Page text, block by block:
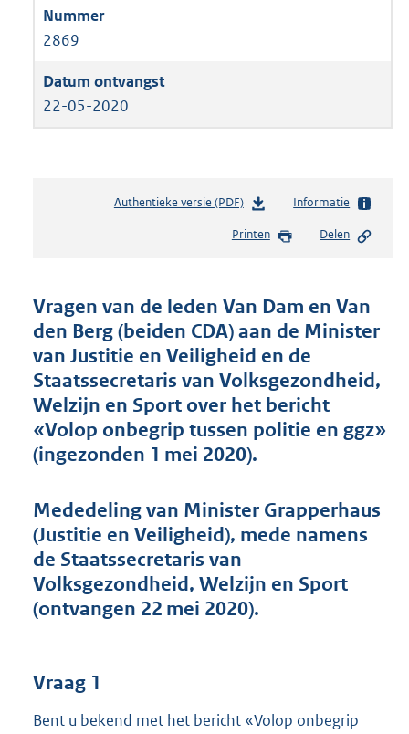
2869
22-05-2020
Authentieke versie (PDF)b
s
d
s
g
r
o
t
t
4
1
Informatie
Printen Delen
Vragen van de leden Van Dam en Van
den Berg (beiden CDA) aan de Minister
van Justitie en Veiligheid en de
Staatssecretaris van Volksgezondheid,
Welzijn en Sport over het bericht
«Volop onbegrip tussen politie en ggz»
(ingezonden 1 mei 2020).
Mededeling van Minister Grapperhaus
(Justitie en Veiligheid), mede namens
de Staatssecretaris van
Volksgezondheid, Welzijn en Sport
(ontvangen 22 mei 2020).
Vraag 1
Bent u bekend met het bericht «Volop onbegrip